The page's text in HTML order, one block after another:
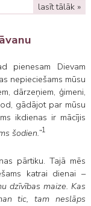
lasīt tālāk »
pienesam Dievam
nepieciešams mūsu
dārzeņiem, ģimeni,
gādājot par mūsu
ikdienas ir mācījis
šodien.”1
pārtiku. Tajā mēs
katrai dienai –
dzīvības maize. Kas
tic, tam neslāps